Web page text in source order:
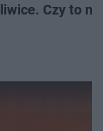
Czy to